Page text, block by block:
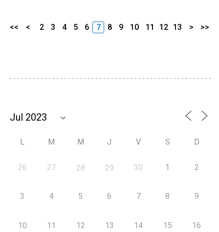
<< < 2 3 4 5 6 7 8 9 10 11 12 13 > >>
L M M J V S D
26 27 28 29 30 1 2
3 4 5 6 7 8 9
10 11 12 13 14 15 16